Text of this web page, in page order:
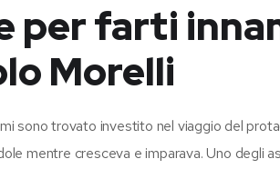
per farti
Morelli
sono trovato investito nel viaggio del
mentre cresceva e imparava. Uno degli